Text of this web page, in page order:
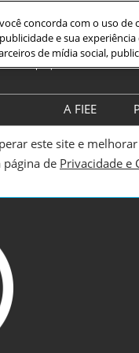
de Setembro 2027
Expo | SP
A FIEE
Sobre a
Blog da
Galeria
este site e
página de Privacidade e
concorda com o uso de
e sua
de mídia social,